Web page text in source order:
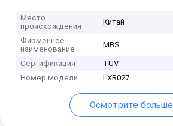
Место
происхождения
Китай
Фирменное
наименование
MBS
Сертификация
TUV
Номер модели
LXR027
Осмотрите больше